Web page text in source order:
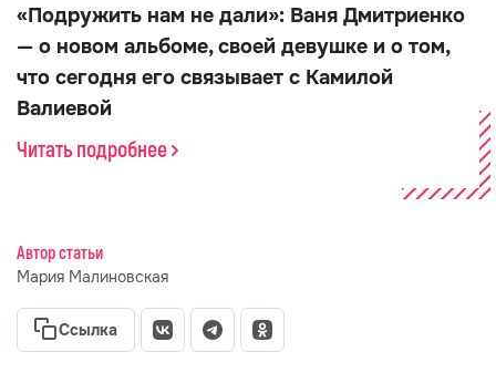
«Подружить нам не дали»: Ваня Дмитриенко
— о новом альбоме, своей девушке и о том,
что сегодня его связывает с Камилой
Валиевой
Читать подробнее
Автор статьи
Мария Малиновская
Ссылка